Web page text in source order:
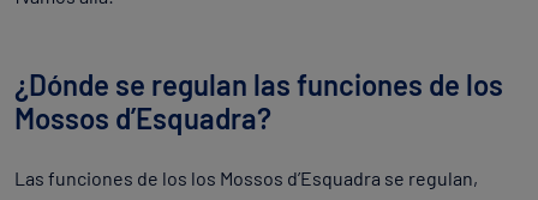
¿Dónde se regulan las funciones de los
Mossos d’Esquadra?
Las funciones de los los Mossos d’Esquadra se regulan,